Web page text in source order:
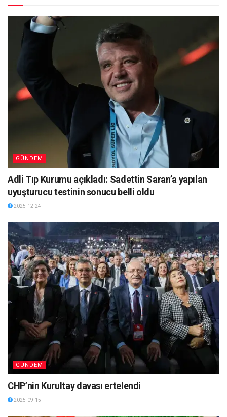
GÜNDEM
Adli Tıp Kurumu açıkladı: Sadettin Saran’a yapılan
uyuşturucu testinin sonucu belli oldu
2025-12-24
GÜNDEM
CHP’nin Kurultay davası ertelendi
2025-09-15